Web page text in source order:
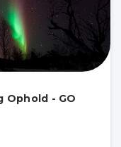
Ophold - GO